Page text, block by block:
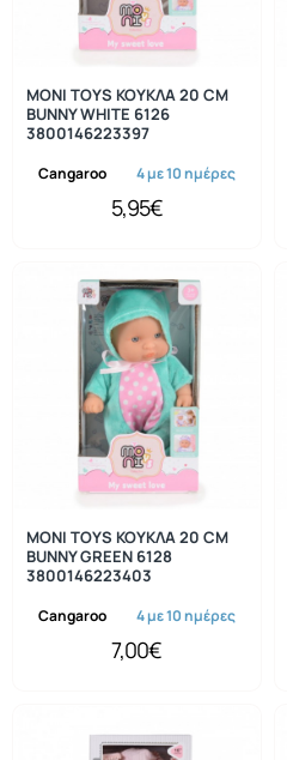
Cangaroo 4 με 10 ημέρες
MONI TOYS ΚΟΥΚΛΑ 20 CM
BUNNY WHITE 6126
3800146223397
5,95€
Cangaroo 4 με 10 ημέρες
MONI TOYS ΚΟΥΚΛΑ 20 CM
BUNNY GREEN 6128
3800146223403
7,00€